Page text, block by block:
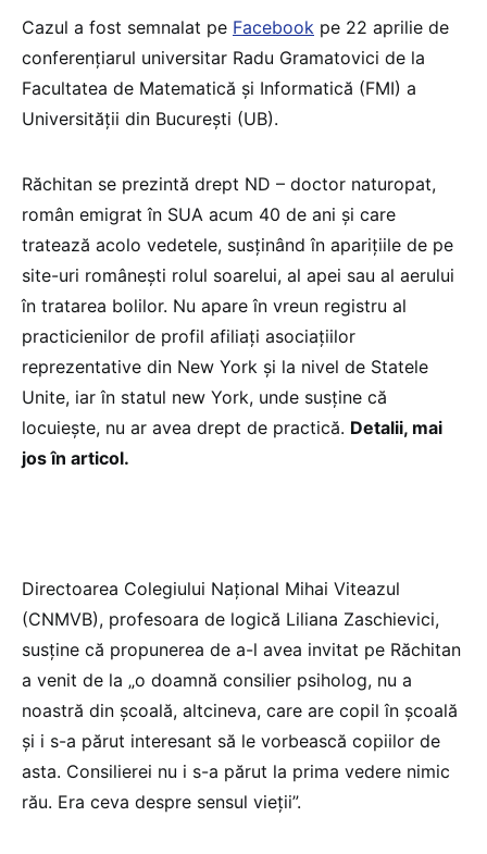
Cazul a fost semnalat pe Facebook pe 22 aprilie de
conferențiarul universitar Radu Gramatovici de la
Facultatea de Matematică și Informatică (FMI) a
Universității din București (UB).
Răchitan se prezintă drept ND – doctor naturopat,
român emigrat în SUA acum 40 de ani și care
tratează acolo vedetele, susținând în aparițiile de pe
site-uri românești rolul soarelui, al apei sau al aerului
în tratarea bolilor. Nu apare în vreun registru al
practicienilor de profil afiliați asociațiilor
reprezentative din New York și la nivel de Statele
Unite, iar în statul new York, unde susține că
locuiește, nu ar avea drept de practică. Detalii, mai
jos în articol.
Directoarea Colegiului Național Mihai Viteazul
(CNMVB), profesoara de logică Liliana Zaschievici,
susține că propunerea de a-l avea invitat pe Răchitan
a venit de la „o doamnă consilier psiholog, nu a
noastră din școală, altcineva, care are copil în școală
și i s-a părut interesant să le vorbească copiilor de
asta. Consilierei nu i s-a părut la prima vedere nimic
rău. Era ceva despre sensul vieții”.